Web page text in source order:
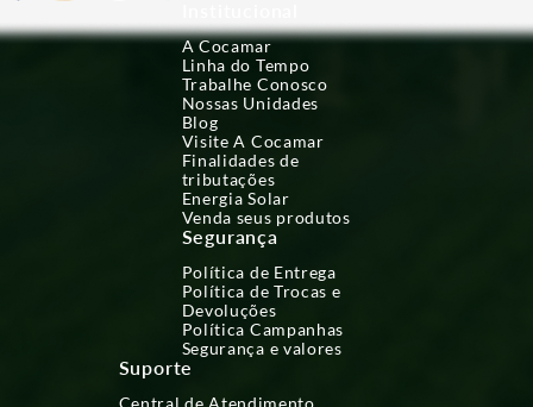
A Cocamar
Linha do Tempo
Trabalhe Conosco
Nossas Unidades
Blog
Visite A Cocamar
Finalidades de
tributações
Energia Solar
Venda seus produtos
Segurança
Política de Entrega
Política de Trocas e
Devoluções
Política Campanhas
Segurança e valores
Suporte